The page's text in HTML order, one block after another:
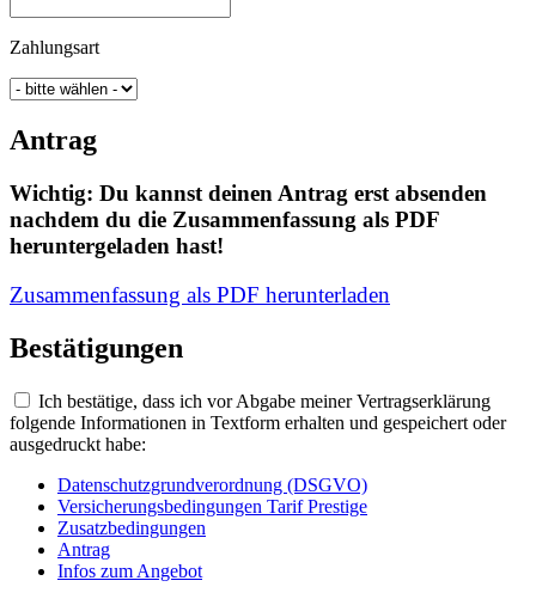
Zahlungsart
Antrag
Wichtig: Du kannst deinen Antrag erst absenden
nachdem du die Zusammenfassung als PDF
heruntergeladen hast!
Zusammenfassung als PDF herunterladen
Bestätigungen
Ich bestätige, dass ich vor Abgabe meiner Vertragserklärung
folgende Informationen in Textform erhalten und gespeichert oder
ausgedruckt habe:
Datenschutzgrundverordnung (DSGVO)
Versicherungsbedingungen Tarif Prestige
Zusatzbedingungen
Antrag
Infos zum Angebot